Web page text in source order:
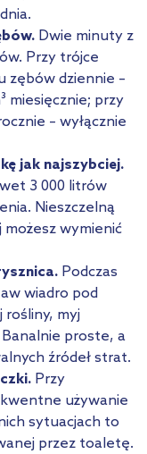
Dwie minuty z
Przy trójce
zębów dziennie –
miesięcznie; przy
– wyłącznie
jak najszybciej.
3 000 litrów
Nieszczelną
wymienić
Podczas
wiadro pod
rośliny, myj
Banalnie proste, a
źródeł strat.
Przy
używanie
sytuacjach to
przez toaletę.